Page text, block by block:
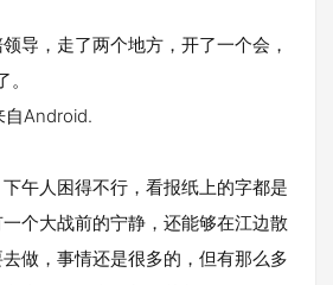
，走了两个地方，开了一个会，
Android.
人困得不行，看报纸上的字都是
个大战前的宁静，还能够在江边散
做，事情还是很多的，但有那么多